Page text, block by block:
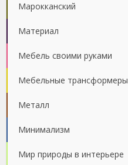
Марокканский
Материал
Мебель своими руками
Мебельные трансформеры
Металл
Минимализм
Мир природы в интерьере